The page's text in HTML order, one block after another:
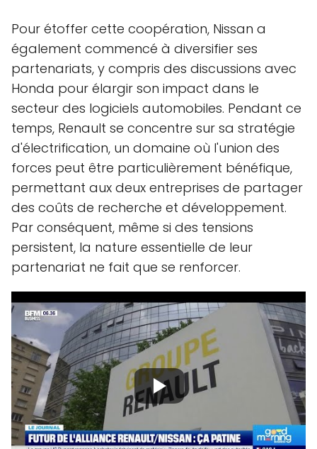
Pour étoffer cette coopération, Nissan a
également commencé à diversifier ses
partenariats, y compris des discussions avec
Honda pour élargir son impact dans le
secteur des logiciels automobiles. Pendant ce
temps, Renault se concentre sur sa stratégie
d'électrification, un domaine où l'union des
forces peut être particulièrement bénéfique,
permettant aux deux entreprises de partager
des coûts de recherche et développement.
Par conséquent, même si des tensions
persistent, la nature essentielle de leur
partenariat ne fait que se renforcer.